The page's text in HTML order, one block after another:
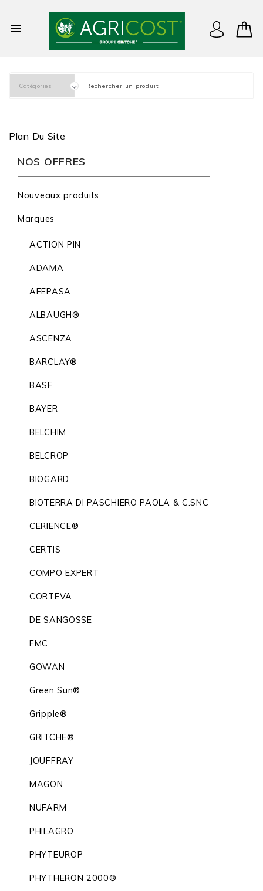

Plan Du Site
NOS OFFRES
Nouveaux produits
Marques
ACTION PIN
ADAMA
AFEPASA
ALBAUGH®
ASCENZA
BARCLAY®
BASF
BAYER
BELCHIM
BELCROP
BIOGARD
BIOTERRA DI PASCHIERO PAOLA & C.SNC
CERIENCE®
CERTIS
COMPO EXPERT
CORTEVA
DE SANGOSSE
FMC
GOWAN
Green Sun®
Gripple®
GRITCHE®
JOUFFRAY
MAGON
NUFARM
PHILAGRO
PHYTEUROP
PHYTHERON 2000®